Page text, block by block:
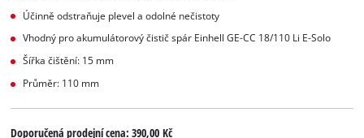
Účinně odstraňuje plevel a odolné nečistoty
Vhodný pro akumulátorový čistič spár Einhell GE-CC 18/110 Li E-Solo
Šířka čištění: 15 mm
Průměr: 110 mm
Doporučená prodejní cena:390,00 Kč